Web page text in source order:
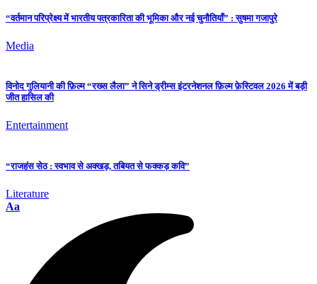
“वर्तमान परिप्रेक्ष्य में भारतीय पत्रकारिता की भूमिका और नई चुनौतियाँ” : सुषमा गजापुरे
Media
विनोद गुलियानी की फ़िल्म “रख्स लैला” ने सिने ड्रीम्स इंटरनेशनल फ़िल्म फ़ेस्टिवल 2026 में बड़ी
जीत हासिल की
Entertainment
“राजहंस सेठ : स्वभाव से अक्खड़, तबियत से फक्कड़ कवि”
Literature
Aa